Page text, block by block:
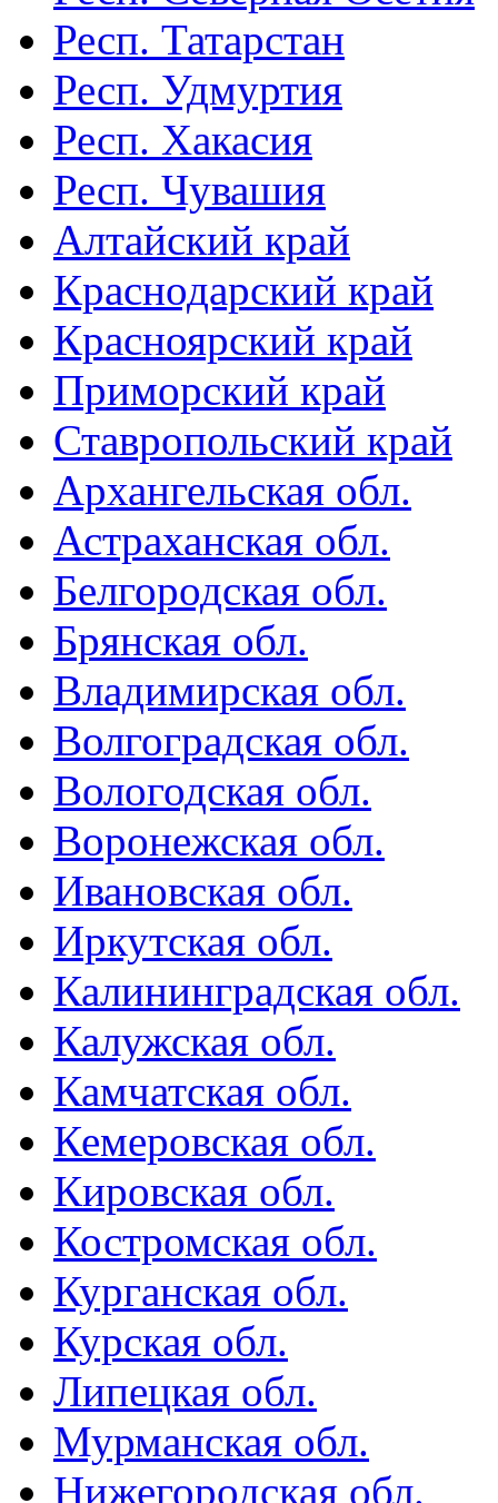
Респ. Татарстан
Респ. Удмуртия
Респ. Хакасия
Респ. Чувашия
Алтайский край
Краснодарский край
Красноярский край
Приморский край
Ставропольский край
Архангельская обл.
Астраханская обл.
Белгородская обл.
Брянская обл.
Владимирская обл.
Волгоградская обл.
Вологодская обл.
Воронежская обл.
Ивановская обл.
Иркутская обл.
Калининградская обл.
Калужская обл.
Камчатская обл.
Кемеровская обл.
Кировская обл.
Костромская обл.
Курганская обл.
Курская обл.
Липецкая обл.
Мурманская обл.
Нижегородская обл.